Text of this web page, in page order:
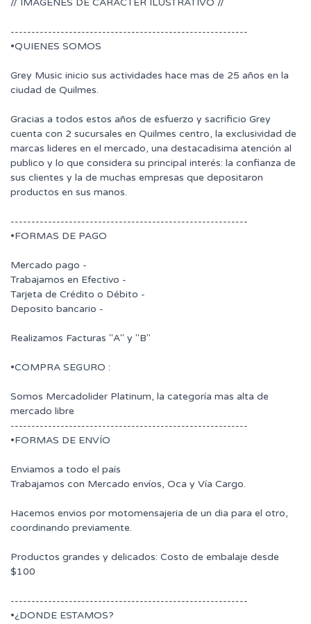
// IMAGENES DE CARACTER ILUSTRATIVO //
---------------------------------------------------------
•QUIENES SOMOS
Grey Music inicio sus actividades hace mas de 25 años en la
ciudad de Quilmes.
Gracias a todos estos años de esfuerzo y sacrificio Grey
cuenta con 2 sucursales en Quilmes centro, la exclusividad de
marcas lideres en el mercado, una destacadisima atención al
publico y lo que considera su principal interés: la confianza de
sus clientes y la de muchas empresas que depositaron
productos en sus manos.
---------------------------------------------------------
•FORMAS DE PAGO
Mercado pago -
Trabajamos en Efectivo -
Tarjeta de Crédito o Débito -
Deposito bancario -
Realizamos Facturas "A" y "B"
•COMPRA SEGURO :
Somos Mercadolider Platinum, la categoría mas alta de
mercado libre
---------------------------------------------------------
•FORMAS DE ENVÍO
Enviamos a todo el país
Trabajamos con Mercado envíos, Oca y Vía Cargo.
Hacemos envios por motomensajeria de un dia para el otro,
coordinando previamente.
Productos grandes y delicados: Costo de embalaje desde
$100
---------------------------------------------------------
•¿DONDE ESTAMOS?